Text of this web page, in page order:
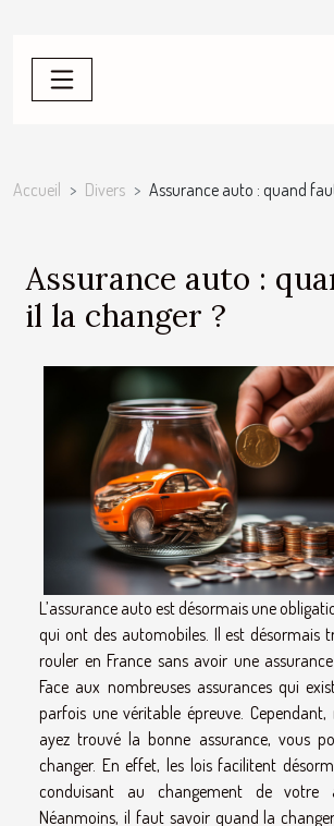
Accueil Divers Assurance auto : quand
Assurance auto :
il la changer ?
L’assurance auto est désormais une
qui ont des automobiles. Il est désormais
rouler en France sans avoir une
Face aux nombreuses assurances qui
parfois une véritable épreuve.
ayez trouvé la bonne assurance, vous
changer. En effet, les lois facilitent
conduisant au changement de votre
Néanmoins, il faut savoir quand la